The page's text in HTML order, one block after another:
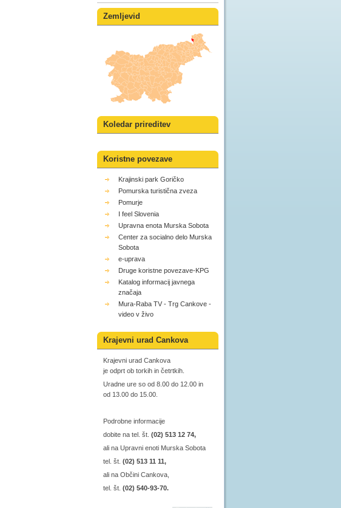
Zemljevid
Koledar prireditev
Koristne povezave
Krajinski park Goričko
Pomurska turistična zveza
Pomurje
I feel Slovenia
Upravna enota Murska Sobota
Center za socialno delo Murska
Sobota
e-uprava
Druge koristne povezave-KPG
Katalog informacij javnega
značaja
Mura-Raba TV - Trg Cankove -
video v živo
Krajevni urad Cankova
Krajevni urad Cankova
je odprt ob torkih in četrtkih.
Uradne ure so od 8.00 do 12.00 in
od 13.00 do 15.00.
Podrobne informacije
dobite na tel. št. (02) 513 12 74,
ali na Upravni enoti Murska Sobota
tel. št. (02) 513 11 11,
ali na Občini Cankova,
tel. št. (02) 540-93-70.